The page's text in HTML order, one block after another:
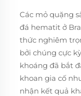
Các mỏ quặng
đá hematit ở
thức nghiêm
bởi chúng cực
khoáng đã bắt
khoan gia cố
nhận kết quả